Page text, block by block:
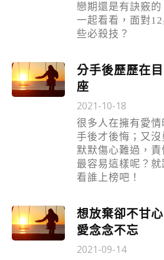
戀期還是有訣竅
一起看看，面對
些必殺技？
分手後歷歷在
座
2021-10-18
很多人在擁有愛
手後才後悔；又
默默傷心難過，
最容易這樣呢？
看誰上榜吧！
想放棄卻不甘
愛念念不忘
2021-09-14